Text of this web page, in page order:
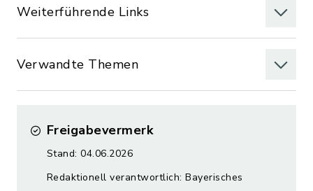
Weiterführende Links
Verwandte Themen
Freigabevermerk
Stand: 04.06.2026
Redaktionell verantwortlich: Bayerisches